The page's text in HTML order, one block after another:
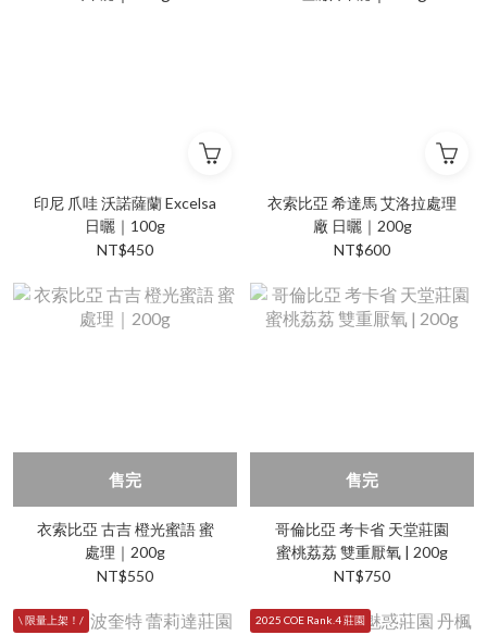
印尼 爪哇 沃諾薩蘭 Excelsa
日曬｜100g
NT$450
衣索比亞 希達馬 艾洛拉處理
廠 日曬｜200g
NT$600
售完
衣索比亞 古吉 橙光蜜語 蜜
處理｜200g
NT$550
售完
哥倫比亞 考卡省 天堂莊園
蜜桃荔荔 雙重厭氧 | 200g
NT$750
\ 限量上架！/ 2025 COE Rank.4 莊園